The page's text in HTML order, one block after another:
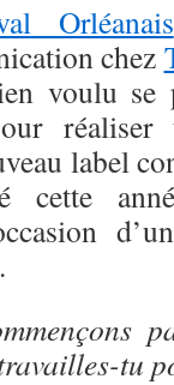
Orléanais
chez
voulu
label
cette
tu